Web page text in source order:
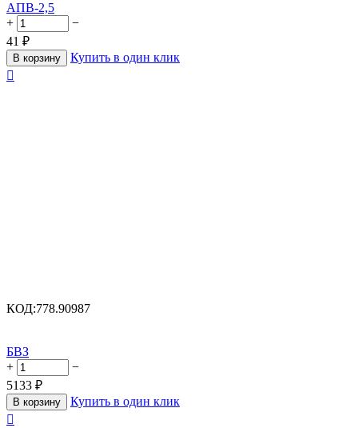
АПВ-2,5
+
−
41 ₽
В корзину
Купить в один клик

КОД:778.90987
БВЗ
+
−
5133 ₽
В корзину
Купить в один клик
